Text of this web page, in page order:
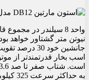
نیوتن متر گشتاور خواهد
به حداکثر سرعت 325 کیلومتر در ساعت برسد.